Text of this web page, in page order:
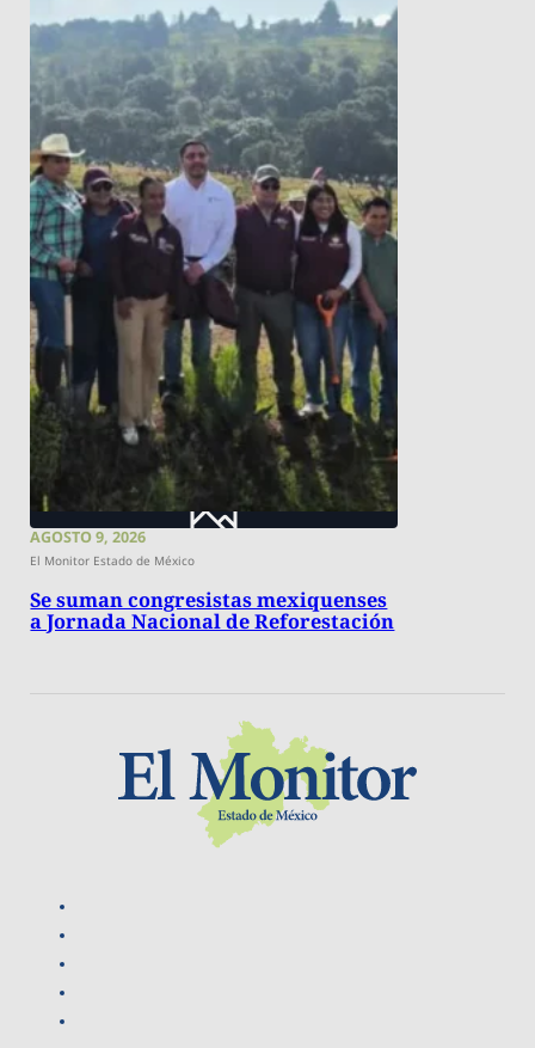
AGOSTO 9, 2026
El Monitor Estado de México
Se suman congresistas mexiquenses
a Jornada Nacional de Reforestación